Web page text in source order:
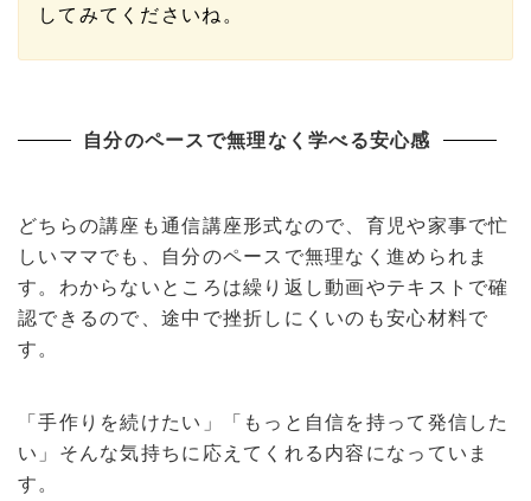
してみてくださいね。
自分のペースで無理なく学べる安心感
どちらの講座も通信講座形式なので、育児や家事で忙
しいママでも、自分のペースで無理なく進められま
す。わからないところは繰り返し動画やテキストで確
認できるので、途中で挫折しにくいのも安心材料で
す。
「手作りを続けたい」「もっと自信を持って発信した
い」そんな気持ちに応えてくれる内容になっていま
す。